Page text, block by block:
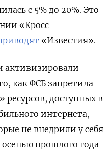
с 5% до 20%. Это
«Кросс
«Известия».
активизировали
как ФСБ запретила
ресурсов, доступных в
интернета,
не внедрили у себя
прошлого года